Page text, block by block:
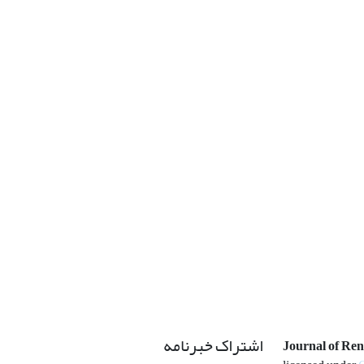
Journal of اشتراک خبرنامه